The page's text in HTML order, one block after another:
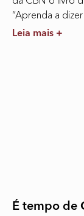
“Aprenda a
Leia mais +
É tempo de